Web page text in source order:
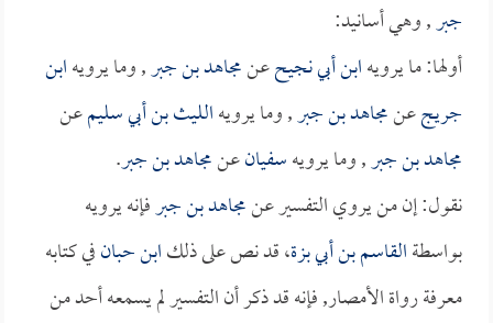
جبر, وهي أسانيد:
أولها: ما يرويهابن أبي نجيحعنمجاهد بن جبر, وما يرويهابن
جريجعنمجاهد بن جبر, وما يرويهالليث بن أبي سليمعن
مجاهد بن جبر, وما يرويهسفيانعنمجاهد بن جبر.
نقول: إن من يروي التفسير عنمجاهد بن جبرفإنه يرويه
بواسطةالقاسم بن أبي بزة، قد نص على ذلكابن حبانفي كتابه
معرفة رواة الأمصار, فإنه قد ذكر أن التفسير لم يسمعه أحد من